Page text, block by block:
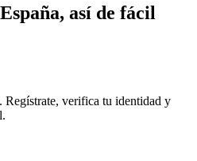
así de fácil
Regístrate, verifica tu identidad y